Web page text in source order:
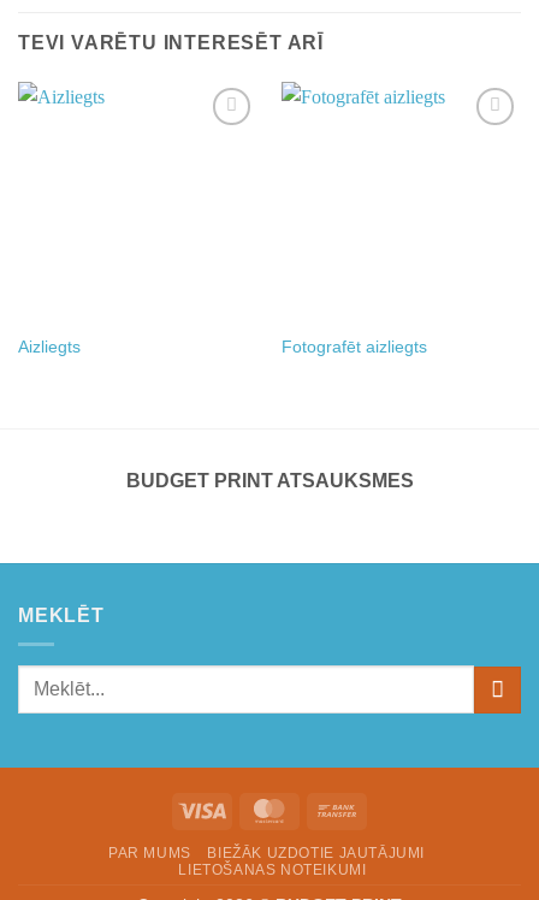
TEVI VARĒTU INTERESĒT ARĪ
Aizliegts Fotografēt aizliegts
BUDGET PRINT ATSAUKSMES
MEKLĒT
Visa MasterCard
PAR MUMS
BIEŽĀK UZDOTIE JAUTĀJUMI
LIETOŠANAS NOTEIKUMI